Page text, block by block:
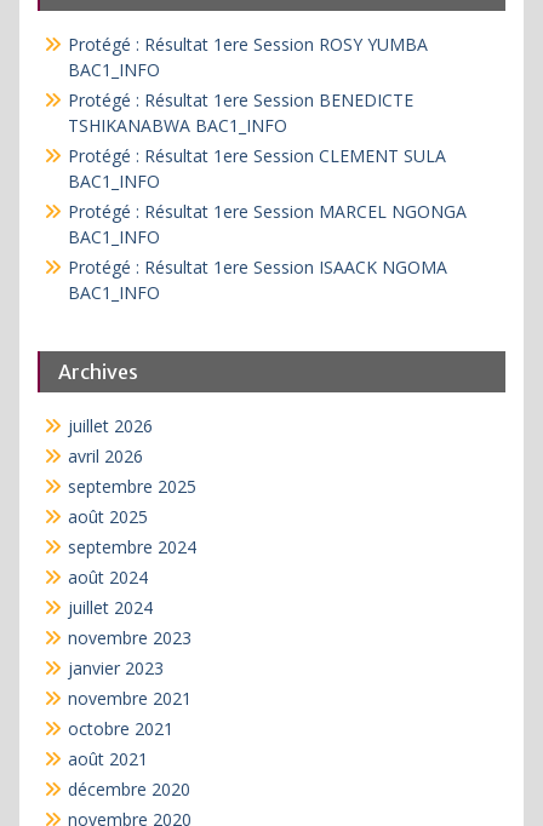
Protégé : Résultat 1ere Session ROSY YUMBA
BAC1_INFO
Protégé : Résultat 1ere Session BENEDICTE
TSHIKANABWA BAC1_INFO
Protégé : Résultat 1ere Session CLEMENT SULA
BAC1_INFO
Protégé : Résultat 1ere Session MARCEL NGONGA
BAC1_INFO
Protégé : Résultat 1ere Session ISAACK NGOMA
BAC1_INFO
Archives
juillet 2026
avril 2026
septembre 2025
août 2025
septembre 2024
août 2024
juillet 2024
novembre 2023
janvier 2023
novembre 2021
octobre 2021
août 2021
décembre 2020
novembre 2020